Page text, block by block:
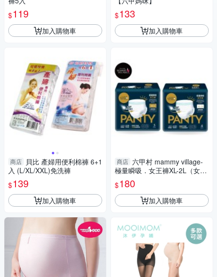
$119
加入購物車
商店 貝比 產婦用便利棉褲 6+1
入 (L/XL/XXL)免洗褲
$139
加入購物車
$133
加入購物車
商店 六甲村 mammy village-
極量瞬吸．女王褲XL-2L（女王
褲 生理褲 生產褲 衛生棉）【六
甲媽咪】
$180
加入購物車